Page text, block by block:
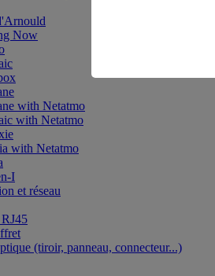
Now
with Netatmo
with Netatmo
with Netatmo
I
et réseau
(tiroir, panneau, connecteur...)